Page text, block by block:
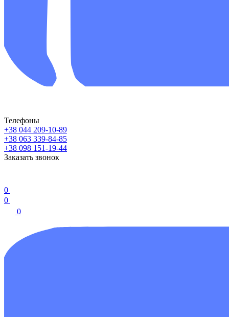
Телефоны
+38 044 209-10-89
+38 063 339-84-85
+38 098 151-19-44
Заказать звонок
0
0
0